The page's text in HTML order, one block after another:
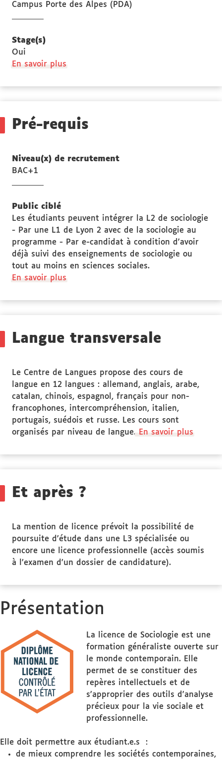
Campus Porte des Alpes (PDA)
Stage(s)
Oui
En savoir plus
des
Pré-requis
Niveau(x) de recrutement
BAC+1
Public ciblé
Les étudiants peuvent intégrer la L2 de sociologie
- Par une L1 de Lyon 2 avec de la sociologie au
programme - Par e-candidat à condition d’avoir
déjà suivi des enseignements de sociologie ou
tout au moins en sciences sociales.
En savoir plus
des
Langue transversale
Le Centre de Langues propose des cours de
langue en 12 langues : allemand, anglais, arabe,
catalan, chinois, espagnol, français pour non-
francophones, intercompréhension, italien,
portugais, suédois et russe. Les cours sont
organisés par niveau de langue. En savoir plus
Et après ?
La mention de licence prévoit la possibilité de
poursuite d’étude dans une L3 spécialisée ou
encore une licence professionnelle (accès soumis
à l’examen d’un dossier de candidature).
Présentation
La licence de Sociologie est une
formation généraliste ouverte sur
le monde contemporain. Elle
permet de se constituer des
repères intellectuels et de
s’approprier des outils d’analyse
précieux pour la vie sociale et
professionnelle.
Elle doit permettre aux étudiant.e.s :
de mieux comprendre les sociétés contemporaines,